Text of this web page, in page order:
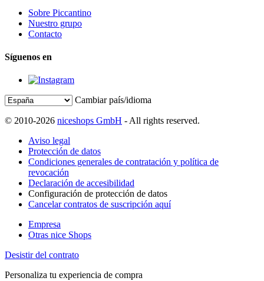
Sobre Piccantino
Nuestro grupo
Contacto
Síguenos en
Cambiar país/idioma
© 2010-2026 niceshops GmbH - All rights reserved.
Aviso legal
Protección de datos
Condiciones generales de contratación y política de
revocación
Declaración de accesibilidad
Configuración de protección de datos
Cancelar contratos de suscripción aquí
Empresa
Otras nice Shops
Desistir del contrato
Personaliza tu experiencia de compra